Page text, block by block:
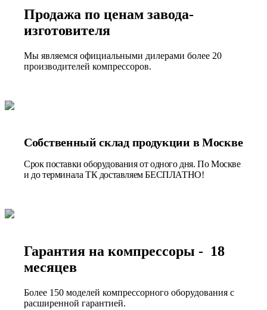
Продажа по ценам завода-
изготовителя
Мы являемся официальными дилерами более 20
производителей компрессоров.
Собственный склад продукции в Москве
Срок поставки оборудования от одного дня. По Москве
и до терминала ТК доставляем БЕСПЛАТНО!
Гарантия на компрессоры - 18
месяцев
Более 150 моделей компрессорного оборудования с
расширенной гарантией.